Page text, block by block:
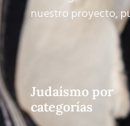
nuestro proyecto,
Judaísmo por
categorías